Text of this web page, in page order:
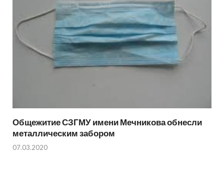
Общежитие СЗГМУ имени Мечникова обнесли
металлическим забором
07.03.2020